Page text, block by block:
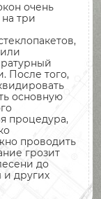
очень
три
После того,
основную
процедура,
проводить
грозит
до
и других